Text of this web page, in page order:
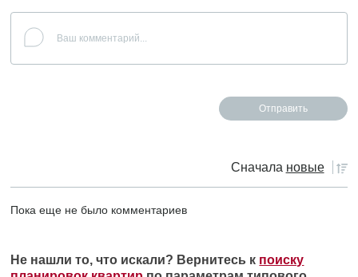
Сначала новые
Пока еще не было комментариев
Не нашли то, что искали? Вернитесь к поиску